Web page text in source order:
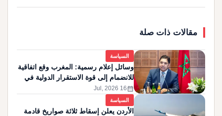
مقالات ذات صلة
السياسة
وسائل إعلام رسمية: المغرب وقع اتفاقية
للانضمام إلى قوة الاستقرار الدولية في
غزة
calendar_month
16 Jul, 2026
السياسة
الأردن يعلن إسقاط ثلاثة صواريخ قادمة